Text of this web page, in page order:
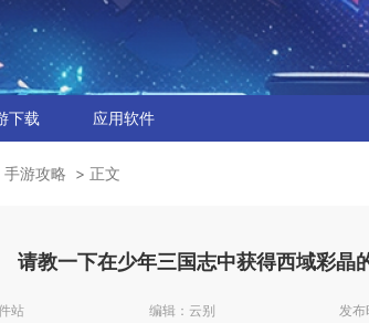
下载 应用软件
手游攻略 正文
请教一下在少年三国志中获得西域彩晶
站 编辑： 云别 发布